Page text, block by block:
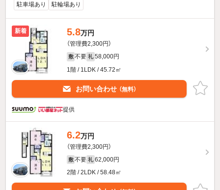
駐車場あり 駐輪場あり
新着 5.8万円
（管理費2,300円）
敷 不要 礼 58,000円
1階 / 1LDK / 45.72㎡
お問い合わせ （無料）
提供
6.2万円
（管理費2,300円）
敷 不要 礼 62,000円
2階 / 2LDK / 58.48㎡